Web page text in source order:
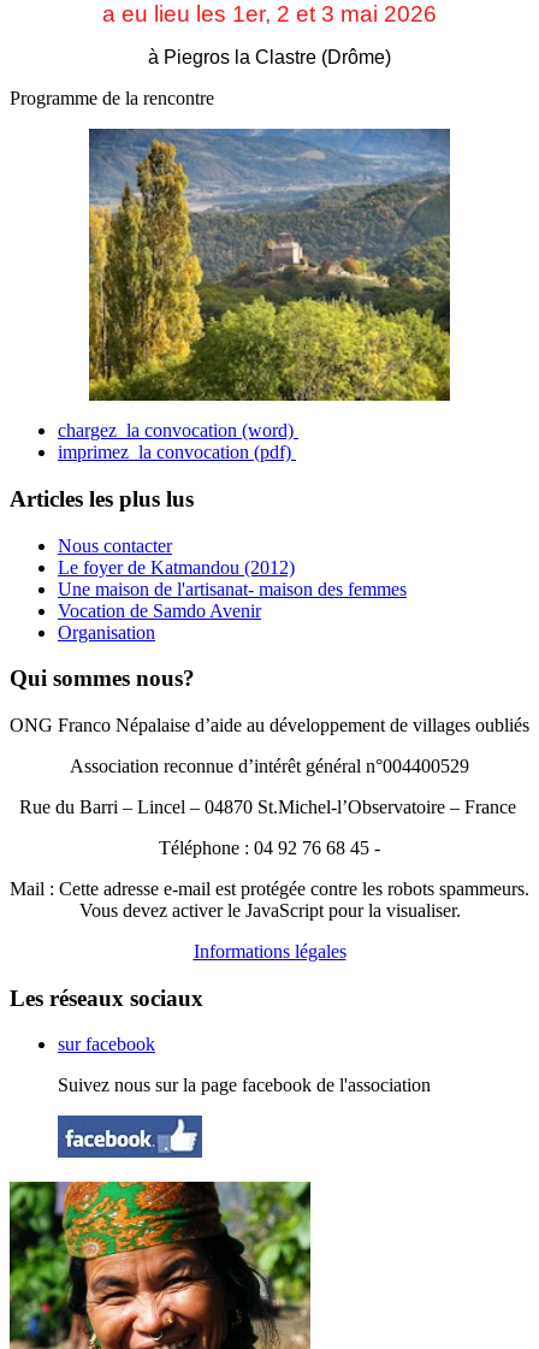
a eu lieu les 1er, 2 et 3 mai 2026
à Piegros la Clastre (Drôme)
Programme de la rencontre
chargez la convocation (word)
imprimez la convocation (pdf)
Articles les plus lus
Nous contacter
Le foyer de Katmandou (2012)
Une maison de l'artisanat- maison des femmes
Vocation de Samdo Avenir
Organisation
Qui sommes nous?
ONG Franco Népalaise d’aide au développement de villages oubliés
Association reconnue d’intérêt général n°004400529
Rue du Barri – Lincel – 04870 St.Michel-l’Observatoire – France
Téléphone : 04 92 76 68 45 -
Mail : Cette adresse e-mail est protégée contre les robots spammeurs.
Vous devez activer le JavaScript pour la visualiser.
Informations légales
Les réseaux sociaux
sur facebook
Suivez nous sur la page facebook de l'association